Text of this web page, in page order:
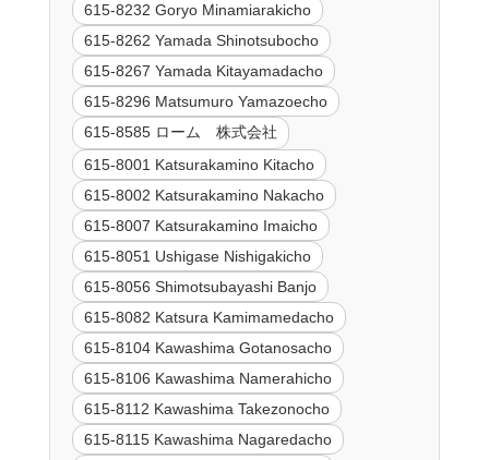
615-8232 Goryo Minamiarakicho
615-8262 Yamada Shinotsubocho
615-8267 Yamada Kitayamadacho
615-8296 Matsumuro Yamazoecho
615-8585 ローム 株式会社
615-8001 Katsurakamino Kitacho
615-8002 Katsurakamino Nakacho
615-8007 Katsurakamino Imaicho
615-8051 Ushigase Nishigakicho
615-8056 Shimotsubayashi Banjo
615-8082 Katsura Kamimamedacho
615-8104 Kawashima Gotanosacho
615-8106 Kawashima Namerahicho
615-8112 Kawashima Takezonocho
615-8115 Kawashima Nagaredacho